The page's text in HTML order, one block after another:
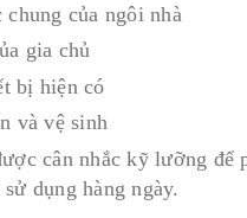
của ngôi nhà
gia chủ
bị hiện có
và vệ sinh
cân nhắc kỹ lưỡng
dụng hàng ngày.